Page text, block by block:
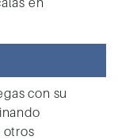
con su
otros